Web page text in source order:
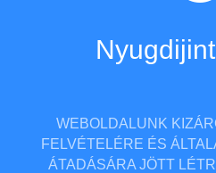
WEBOLDALUNK
FELVÉTELÉRE ÉS
ÁTADÁSÁRA JÖTT